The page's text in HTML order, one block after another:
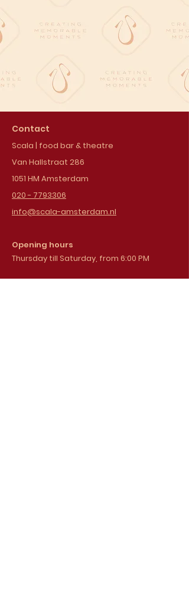
Contact
Scala | food bar & theatre
Van Hallstraat 286
1051 HM Amsterdam
020 - 7793306
info@scala-amsterdam.nl
Opening hours
Thursday till Saturday, from 6:00 PM